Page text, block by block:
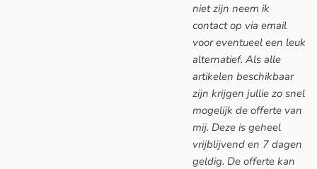
niet zijn neem ik
contact op via email
voor eventueel een leuk
alternatief. Als alle
artikelen beschikbaar
zijn krijgen jullie zo snel
mogelijk de offerte van
mij. Deze is geheel
vrijblijvend en 7 dagen
geldig. De offerte kan